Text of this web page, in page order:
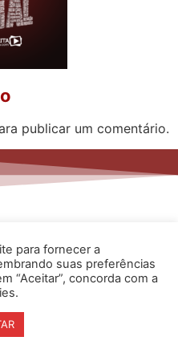
publicar um comentário.
Online
para fornecer a
suas preferências
“Aceitar”, concorda com a